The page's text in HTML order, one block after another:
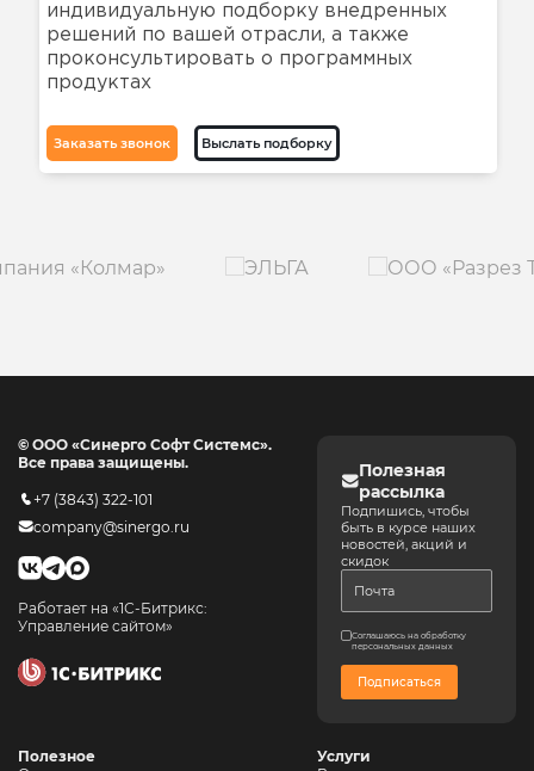
индивидуальную подборку внедренных
решений по вашей отрасли, а также
проконсультировать о программных
продуктах
Заказать звонок Выслать подборку
© ООО «Синерго Софт Системс».
Все права защищены.
+7 (3843) 322-101
company@sinergo.ru
Работает на «1С-Битрикс:
Управление сайтом»
Полезная
рассылка
Подпишись, чтобы
быть в курсе наших
новостей, акций и
скидок
Соглашаюсь на обработку
персональных данных
Подписаться
Полезное
Услуги